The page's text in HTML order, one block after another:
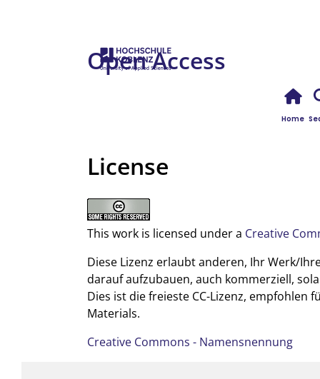
Open Access
Home
License
This work is licensed under a Creative
Diese Lizenz erlaubt anderen, Ihr Werk/
darauf aufzubauen, auch kommerziell,
Dies ist die freieste CC-Lizenz,
Materials.
Creative Commons - Namensnennung